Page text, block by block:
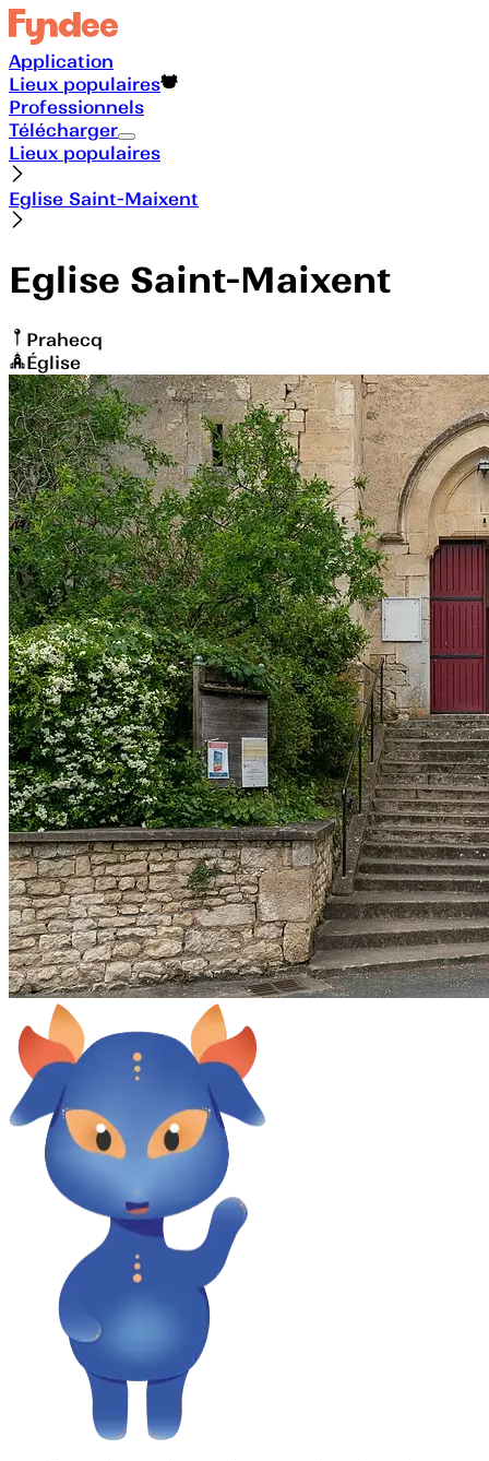
Application
Lieux populaires
Professionnels
Télécharger
Lieux populaires
Eglise Saint-Maixent
Eglise Saint-Maixent
Prahecq
Église